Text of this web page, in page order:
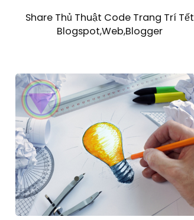
Share Thủ Thuật Code Trang Trí Tết
Blogspot,Web,Blogger